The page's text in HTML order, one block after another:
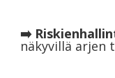
➡️
näkyvillä arjen